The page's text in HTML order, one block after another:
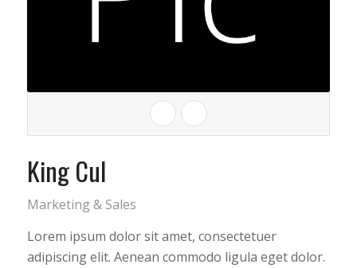
King Cul
Marketing & Sales
Lorem ipsum dolor sit amet, consectetuer
adipiscing elit. Aenean commodo ligula eget dolor.